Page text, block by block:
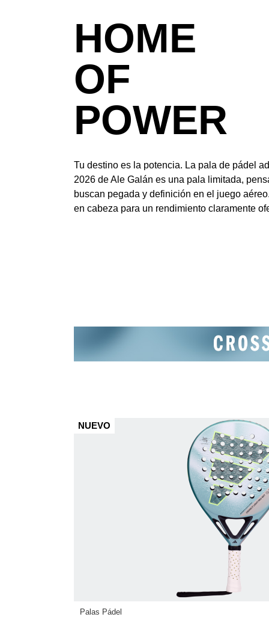
HOME
OF
POWER
Tu destino es la potencia. La pala de pádel
2026 de Ale Galán es una pala limitada,
buscan pegada y definición en el juego
en cabeza para un rendimiento claramente
NUEVO
Palas Pádel